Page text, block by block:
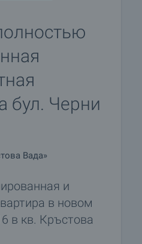
бул. Черни
Вада»
и
в новом
в кв. Кръстова